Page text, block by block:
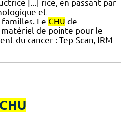
[...] rice, en passant par
et
Le CHU de
de pointe pour le
du cancer : Tep-Scan, IRM
CHU